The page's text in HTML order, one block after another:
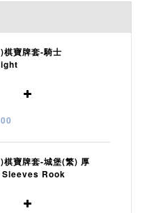
寶牌套-騎士
寶牌套-城堡(繁) 厚
Sleeves Rook